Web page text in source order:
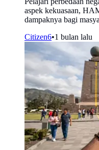
aspek kekuasaan,
dampaknya bagi
Citizen6•1 bulan lalu